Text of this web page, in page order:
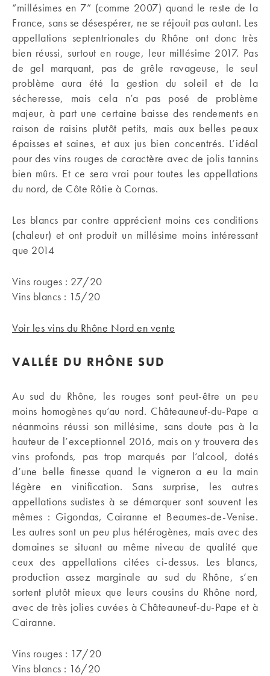
“millésimes en 7” (comme 2007) quand le reste de la
France, sans se désespérer, ne se réjouit pas autant. Les
appellations septentrionales du Rhône ont donc très
bien réussi, surtout en rouge, leur millésime 2017. Pas
de gel marquant, pas de grêle ravageuse, le seul
problème aura été la gestion du soleil et de la
sécheresse, mais cela n’a pas posé de problème
majeur, à part une certaine baisse des rendements en
raison de raisins plutôt petits, mais aux belles peaux
épaisses et saines, et aux jus bien concentrés. L’idéal
pour des vins rouges de caractère avec de jolis tannins
bien mûrs. Et ce sera vrai pour toutes les appellations
du nord, de Côte Rôtie à Cornas.
Les blancs par contre apprécient moins ces conditions
(chaleur) et ont produit un millésime moins intéressant
que 2014
Vins rouges : 27/20
Vins blancs : 15/20
Voir les vins du Rhône Nord en vente
VALLÉE DU RHÔNE SUD
Au sud du Rhône, les rouges sont peut-être un peu
moins homogènes qu’au nord. Châteauneuf-du-Pape a
néanmoins réussi son millésime, sans doute pas à la
hauteur de l’exceptionnel 2016, mais on y trouvera des
vins profonds, pas trop marqués par l’alcool, dotés
d’une belle finesse quand le vigneron a eu la main
légère en vinification. Sans surprise, les autres
appellations sudistes à se démarquer sont souvent les
mêmes : Gigondas, Cairanne et Beaumes-de-Venise.
Les autres sont un peu plus hétérogènes, mais avec des
domaines se situant au même niveau de qualité que
ceux des appellations citées ci-dessus. Les blancs,
production assez marginale au sud du Rhône, s’en
sortent plutôt mieux que leurs cousins du Rhône nord,
avec de très jolies cuvées à Châteauneuf-du-Pape et à
Cairanne.
Vins rouges : 17/20
Vins blancs : 16/20